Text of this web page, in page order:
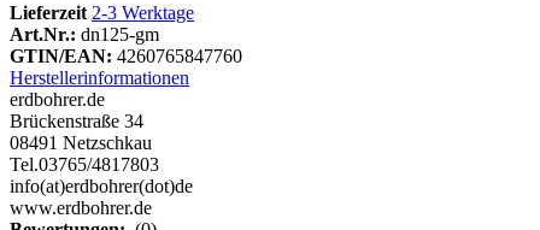
Lieferzeit 2-3 Werktage
Art.Nr.: dn125-gm
GTIN/EAN: 4260765847760
Herstellerinformationen
erdbohrer.de
Brückenstraße 34
08491 Netzschkau
Tel.03765/4817803
info(at)erdbohrer(dot)de
www.erdbohrer.de